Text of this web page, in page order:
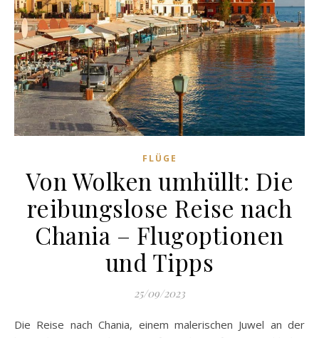
FLÜGE
Von Wolken umhüllt: Die
reibungslose Reise nach
Chania – Flugoptionen
und Tipps
25/09/2023
Die Reise nach Chania, einem malerischen Juwel an der